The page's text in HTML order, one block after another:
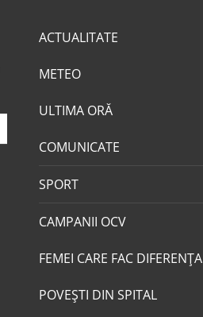
ACTUALITATE
METEO
ULTIMA ORĂ
COMUNICATE
SPORT
CAMPANII OCV
FEMEI CARE FAC DIFERENȚA
POVEŞTI DIN SPITAL